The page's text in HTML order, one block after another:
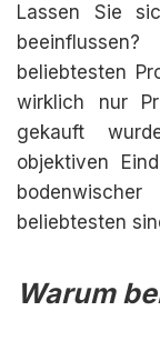
Lassen Sie
beliebtesten
wirklich nur
gekauft
objektiven
beliebtesten
Warum